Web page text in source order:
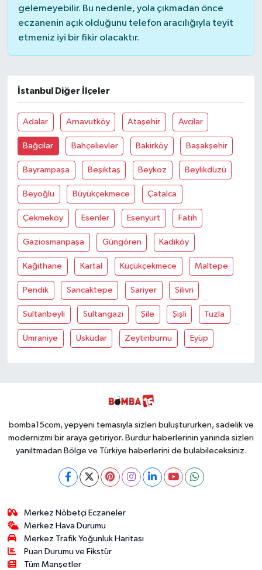
gelemeyebilir. Bu nedenle, yola çıkmadan önce
eczanenin açık olduğunu telefon aracılığıyla teyit
etmeniz iyi bir fikir olacaktır.
İstanbul Diğer İlçeler
Adalar Arnavutköy Ataşehir Avcilar
Bağcilar Bahçelievler Bakirköy Başakşehir
Bayrampaşa Beşiktaş Beykoz Beylikdüzü
Beyoğlu Büyükçekmece Çatalca
Çekmeköy Esenler Esenyurt Fatih
Gaziosmanpaşa Güngören Kadiköy
Kağithane Kartal Küçükçekmece Maltepe
Pendik Sancaktepe Sariyer Silivri
Sultanbeyli Sultangazi Şile Şişli Tuzla
Ümraniye Üsküdar Zeytinburnu Eyüp
bomba15com, yepyeni temasıyla sizleri buluştururken, sadelik ve
modernizmi bir araya getiriyor. Burdur haberlerinin yanında sizleri
yanıltmadan Bölge ve Türkiye haberlerini de bulabileceksiniz.
Merkez Nöbetçi Eczaneler
Merkez Hava Durumu
Merkez Trafik Yoğunluk Haritası
Puan Durumu ve Fikstür
Tüm Manşetler